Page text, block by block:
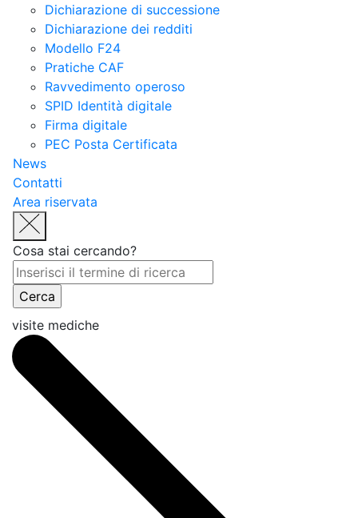
Dichiarazione di successione
Dichiarazione dei redditi
Modello F24
Pratiche CAF
Ravvedimento operoso
SPID Identità digitale
Firma digitale
PEC Posta Certificata
News
Contatti
Area riservata
Cosa stai cercando?
visite mediche